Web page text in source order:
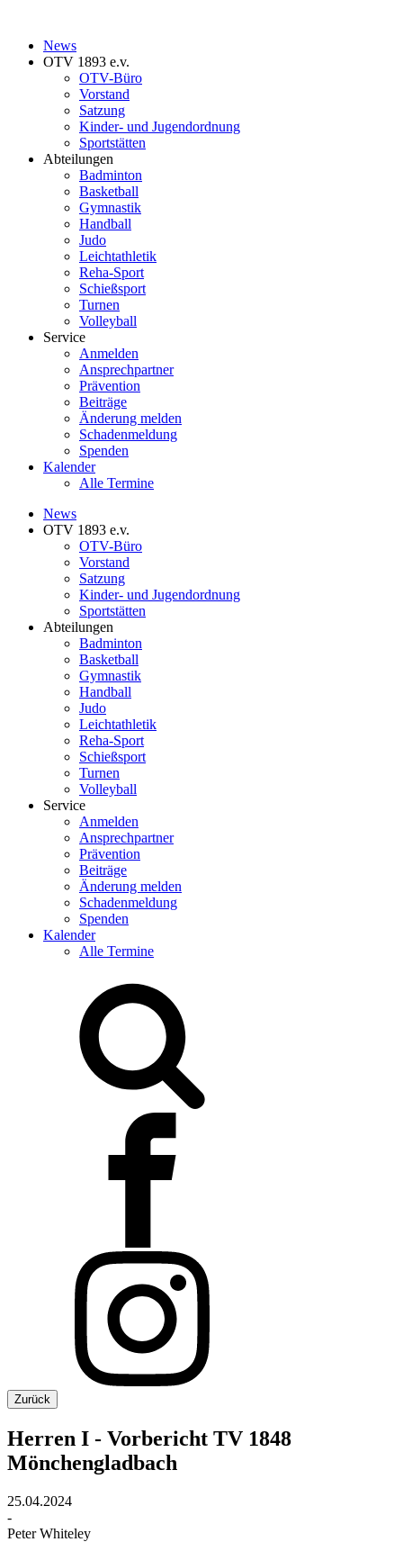
News
OTV 1893 e.v.
OTV-Büro
Vorstand
Satzung
Kinder- und Jugendordnung
Sportstätten
Abteilungen
Badminton
Basketball
Gymnastik
Handball
Judo
Leichtathletik
Reha-Sport
Schießsport
Turnen
Volleyball
Service
Anmelden
Ansprechpartner
Prävention
Beiträge
Änderung melden
Schadenmeldung
Spenden
Kalender
Alle Termine
News
OTV 1893 e.v.
OTV-Büro
Vorstand
Satzung
Kinder- und Jugendordnung
Sportstätten
Abteilungen
Badminton
Basketball
Gymnastik
Handball
Judo
Leichtathletik
Reha-Sport
Schießsport
Turnen
Volleyball
Service
Anmelden
Ansprechpartner
Prävention
Beiträge
Änderung melden
Schadenmeldung
Spenden
Kalender
Alle Termine
Zurück
Herren I - Vorbericht TV 1848
Mönchengladbach
25.04.2024
-
Peter Whiteley